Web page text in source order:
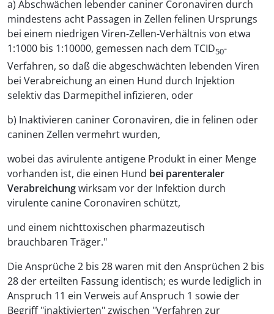
a) Abschwächen lebender caniner Coronaviren durch
mindestens acht Passagen in Zellen felinen Ursprungs
bei einem niedrigen Viren-Zellen-Verhältnis von etwa
1:1000 bis 1:10000, gemessen nach dem TCID50-
Verfahren, so daß die abgeschwächten lebenden Viren
bei Verabreichung an einen Hund durch Injektion
selektiv das Darmepithel infizieren, oder
b) Inaktivieren caniner Coronaviren, die in felinen oder
caninen Zellen vermehrt wurden,
wobei das avirulente antigene Produkt in einer Menge
vorhanden ist, die einen Hund bei parenteraler
Verabreichungwirksam vor der Infektion durch
virulente canine Coronaviren schützt,
und einem nichttoxischen pharmazeutisch
brauchbaren Träger."
Die Ansprüche 2 bis 28 waren mit den Ansprüchen 2 bis
28 der erteilten Fassung identisch; es wurde lediglich in
Anspruch 11 ein Verweis auf Anspruch 1 sowie der
Begriff "inaktivierten" zwischen "Verfahren zur